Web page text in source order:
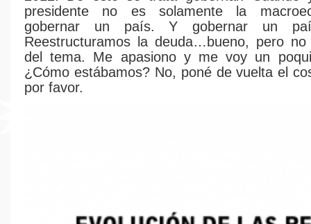
presidente no es solamente la
gobernar un país. Y gobernar un
Reestructuramos la deuda…bueno, pero
del tema. Me apasiono y me voy un
¿Cómo estábamos? No, poné de vuelta el
por favor.